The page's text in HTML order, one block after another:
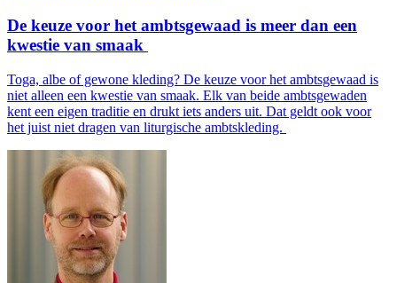
De keuze voor het ambtsgewaad is meer dan een
kwestie van smaak
Toga, albe of gewone kleding? De keuze voor het ambtsgewaad is
niet alleen een kwestie van smaak. Elk van beide ambtsgewaden
kent een eigen traditie en drukt iets anders uit. Dat geldt ook voor
het juist niet dragen van liturgische ambtskleding.